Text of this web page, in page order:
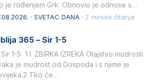
je rođenjem Grk. Obnovio je odnose s
· SVETAC DANA · 2 minute čitanja
365 – Sir 1-5
1-5 1 I. ZBIRKA IZREKA Otajstvo mudrosti
je mudrost od Gospoda i s njime je
Tko će…